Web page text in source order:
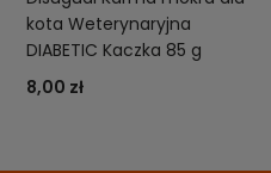
kota Weterynaryjna
DIABETIC Kaczka 85 g
8,00 zł